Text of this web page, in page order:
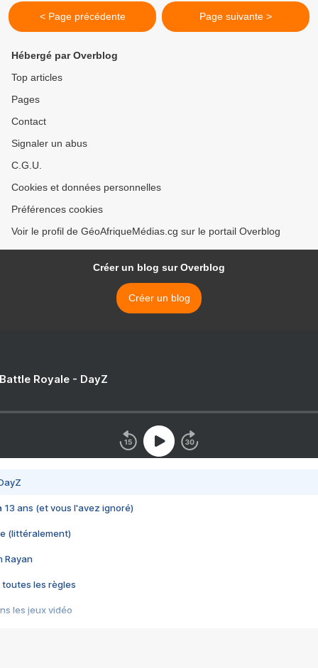
< Page précédente Page suivante >
Hébergé par Overblog
Top articles
Pages
Contact
Signaler un abus
C.G.U.
Cookies et données personnelles
Préférences cookies
Voir le profil de GéoAfriqueMédias.cg sur le portail Overblog
Créer un blog sur Overblog
Créer un blog
Royale - DayZ
13 ans (et vous l'avez ignoré)
(littéralement)
Rayan
toutes les règles
les jeux vidéo